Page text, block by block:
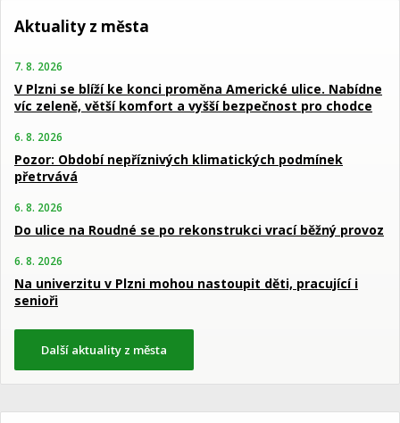
Aktuality z města
7. 8. 2026
V Plzni se blíží ke konci proměna Americké ulice. Nabídne
víc zeleně, větší komfort a vyšší bezpečnost pro chodce
6. 8. 2026
Pozor: Období nepříznivých klimatických podmínek
přetrvává
6. 8. 2026
Do ulice na Roudné se po rekonstrukci vrací běžný provoz
6. 8. 2026
Na univerzitu v Plzni mohou nastoupit děti, pracující i
senioři
Další aktuality z města